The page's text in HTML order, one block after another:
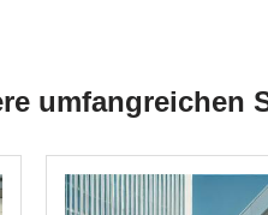
umfangreichen